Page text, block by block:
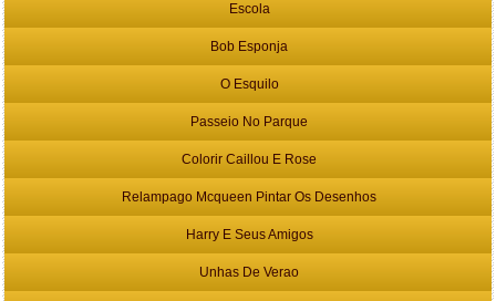
Escola
Bob Esponja
O Esquilo
Passeio No Parque
Colorir Caillou E Rose
Relampago Mcqueen Pintar Os Desenhos
Harry E Seus Amigos
Unhas De Verao